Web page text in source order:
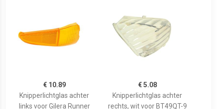
€ 10.89
Knipperlichtglas achter
links voor Gilera Runner
€ 5.08
Knipperlichtglas achter
rechts, wit voor BT49QT-9